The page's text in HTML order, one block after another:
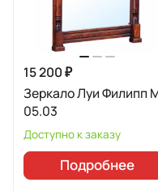
15 200 ₽
Зеркало Луи Филипп
05.03
Доступно к заказу
Подробнее